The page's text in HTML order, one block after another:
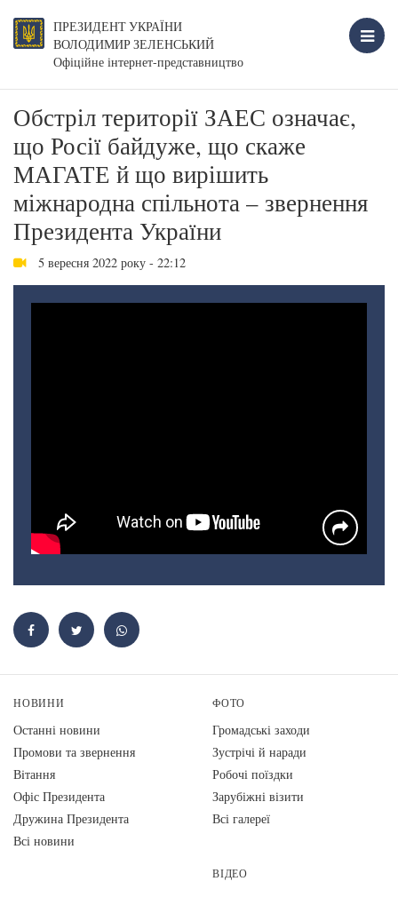
ПРЕЗИДЕНТ УКРАЇНИ
ВОЛОДИМИР ЗЕЛЕНСЬКИЙ
Офіційне інтернет-представництво
Обстріл території ЗАЕС означає,
що Росії байдуже, що скаже
МАГАТЕ й що вирішить
міжнародна спільнота – звернення
Президента України
5 вересня 2022 року - 22:12
НОВИНИ
Останні новини
Промови та звернення
Вiтання
Офіс Президента
Дружина Президента
Всі новини
ФОТО
Громадські заходи
Зустрічі й наради
Робочі поїздки
Зарубіжні візити
Всі галереї
ВІДЕО